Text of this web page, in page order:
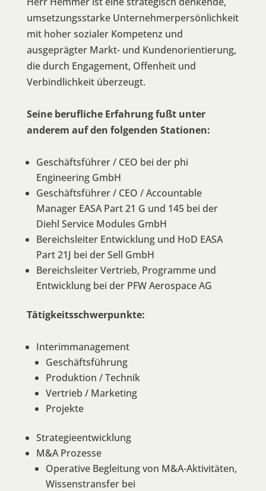
umsetzungsstarke Unternehmerpersönlichkeit
mit hoher sozialer Kompetenz und
ausgeprägter Markt- und Kundenorientierung,
die durch Engagement, Offenheit und
Verbindlichkeit überzeugt.
Seine berufliche Erfahrung fußt unter
anderem auf den folgenden Stationen:
Geschäftsführer / CEO bei der phi
Engineering GmbH
Geschäftsführer / CEO / Accountable
Manager EASA Part 21 G und 145 bei der
Diehl Service Modules GmbH
Bereichsleiter Entwicklung und HoD EASA
Part 21J bei der Sell GmbH
Bereichsleiter Vertrieb, Programme und
Entwicklung bei der PFW Aerospace AG
Tätigkeitsschwerpunkte:
Interimmanagement
Geschäftsführung
Produktion / Technik
Vertrieb / Marketing
Projekte
Strategieentwicklung
M&A Prozesse
Operative Begleitung von M&A-Aktivitäten,
Wissenstransfer bei